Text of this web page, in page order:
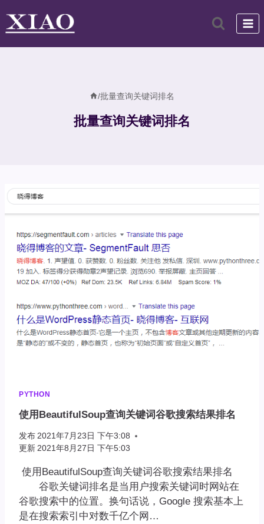
/批量查询关键词排名
批量查询关键词排名
PYTHON
使用BeautifulSoup查询关键词谷歌搜索结果排名
发布 2021年7月23日 下午3:08
更新 2021年8月27日 下午5:03
使用BeautifulSoup查询关键词谷歌搜索结果排名
谷歌关键词排名是当用户搜索关键词时网站在
谷歌搜索中的位置。换句话说，Google 搜索基本上
是在搜索索引中对数千亿个网…